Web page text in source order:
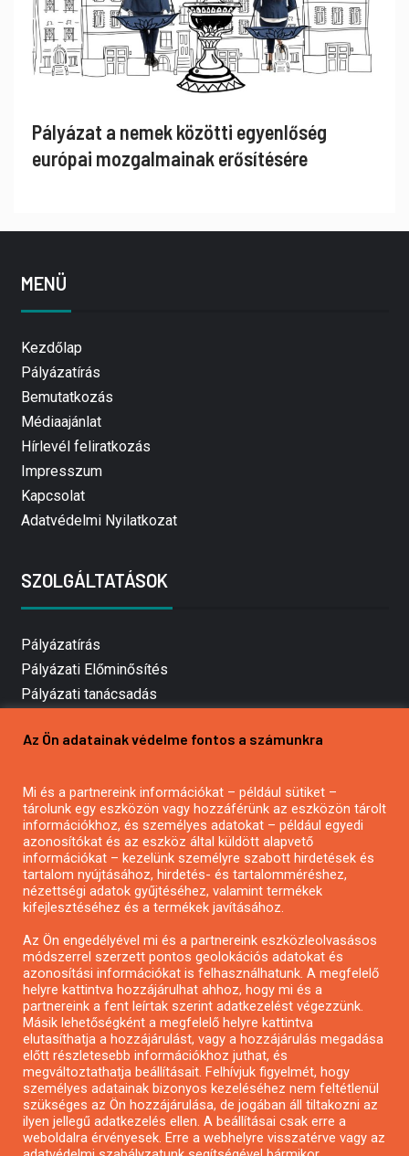
Pályázat a nemek közötti egyenlőség
európai mozgalmainak erősítésére
MENÜ
Kezdőlap
Pályázatírás
Bemutatkozás
Médiaajánlat
Hírlevél feliratkozás
Impresszum
Kapcsolat
Adatvédelmi Nyilatkozat
SZOLGÁLTATÁSOK
Pályázatírás
Pályázati Előminősítés
Pályázati tanácsadás
Mezőgazdasági pályázatírás
Pályázatírás civil szervezeteknek
Pályázatírás önkormányzatoknak
Pályázatfigyelés
Specifikus pályázatfigyelés vagy hírlevél
Pályázatok magánszemélyeknek
Pályázatok civil szervezeteknek
Pályázatok vállalkozásoknak
Önkormányzati pályázatok
Mezőgazdasági pályázatok
Falusi turizmus pályázatok
Napelem pályázatok
Az Ön adatainak védelme fontos a számunkra
Mi és a partnereink információkat – például sütiket –
tárolunk egy eszközön vagy hozzáférünk az eszközön tárolt
információkhoz, és személyes adatokat – például egyedi
azonosítókat és az eszköz által küldött alapvető
információkat – kezelünk személyre szabott hirdetések és
tartalom nyújtásához, hirdetés- és tartalomméréshez,
nézettségi adatok gyűjtéséhez, valamint termékek
kifejlesztéséhez és a termékek javításához.
Az Ön engedélyével mi és a partnereink eszközleolvasásos
módszerrel szerzett pontos geolokációs adatokat és
azonosítási információkat is felhasználhatunk. A megfelelő
helyre kattintva hozzájárulhat ahhoz, hogy mi és a
partnereink a fent leírtak szerint adatkezelést végezzünk.
Másik lehetőségként a megfelelő helyre kattintva
elutasíthatja a hozzájárulást, vagy a hozzájárulás megadása
előtt részletesebb információkhoz juthat, és
megváltoztathatja beállításait. Felhívjuk figyelmét, hogy
személyes adatainak bizonyos kezeléséhez nem feltétlenül
szükséges az Ön hozzájárulása, de jogában áll tiltakozni az
ilyen jellegű adatkezelés ellen. A beállításai csak erre a
weboldalra érvényesek. Erre a webhelyre visszatérve vagy az